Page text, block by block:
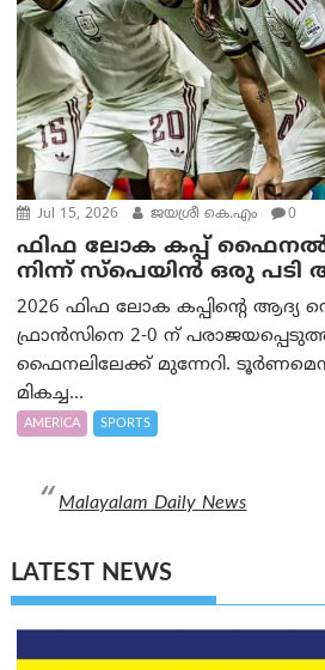
Jul 15, 2026 ജയശ്രീ കെ.എം 0
ഫിഫ ലോക കപ്പ് ഫൈനൽ:
നിന്ന് സ്പെയിൻ ഒരു
2026 ഫിഫ ലോക കപ്പിന്റെ ആദ്യ
ഫ്രാൻസിനെ 2-0 ന്
ഫൈനലിലേക്ക് മുന്നേറി.
മികച്ച...
AMERICA SPORTS
Malayalam Daily News
LATEST NEWS